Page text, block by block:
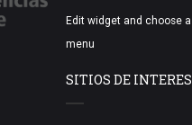
Edit widget and choose a
menu
SITIOS DE INTERES